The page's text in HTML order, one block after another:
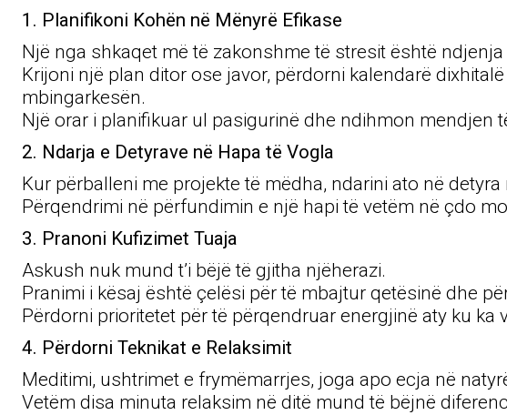
1. Planifikoni Kohën në Mënyrë Efikase
Një nga shkaqet më të zakonshme të stresit është
Krijoni një plan ditor ose javor, përdorni kalendarë
mbingarkesën.
Një orar i planifikuar ul pasigurinë dhe ndihmon mendjen
2. Ndarja e Detyrave në Hapa të Vogla
Kur përballeni me projekte të mëdha, ndarini ato në
Përqendrimi në përfundimin e një hapi të vetëm në çdo
3. Pranoni Kufizimet Tuaja
Askush nuk mund t’i bëjë të gjitha njëherazi.
Pranimi i kësaj është çelësi për të mbajtur qetësinë dhe
Përdorni prioritetet për të përqendruar energjinë aty ku ka
4. Përdorni Teknikat e Relaksimit
Meditimi, ushtrimet e frymëmarrjes, joga apo ecja në
Vetëm disa minuta relaksim në ditë mund të bëjnë